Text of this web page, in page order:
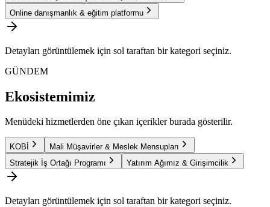
Online danışmanlık & eğitim platformu
Detayları görüntülemek için sol taraftan bir kategori seçiniz.
GÜNDEM
Ekosistemimiz
Menüdeki hizmetlerden öne çıkan içerikler burada gösterilir.
KOBİ
Mali Müşavirler & Meslek Mensupları
Stratejik İş Ortağı Programı
Yatırım Ağımız & Girişimcilik
Detayları görüntülemek için sol taraftan bir kategori seçiniz.